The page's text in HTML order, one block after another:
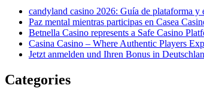
candyland casino 2026: Guía de plataforma y
Paz mental mientras participas en Casea
Betnella Casino represents a Safe Casino
Casina Casino – Where Authentic Players
Jetzt anmelden und Ihren Bonus in
Categories